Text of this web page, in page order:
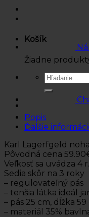
Košík
Žiadne
Hľadať:
Popis
Ďalšie
Karl Lagerfgeld
Pôvodná cena
Veľkosť sa uvádza 4
Sedia skôr na 3 roky
– regulovateľný pás
– tenšia látka ideál
– pás 25 cm, dĺžka 59
– materiál 35%